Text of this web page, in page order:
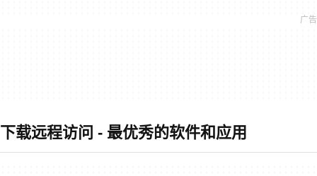
下载远程访问 - 最优秀的软件和应用